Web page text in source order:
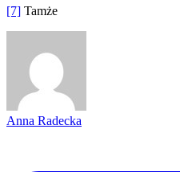
[7] Tamże
Anna Radecka